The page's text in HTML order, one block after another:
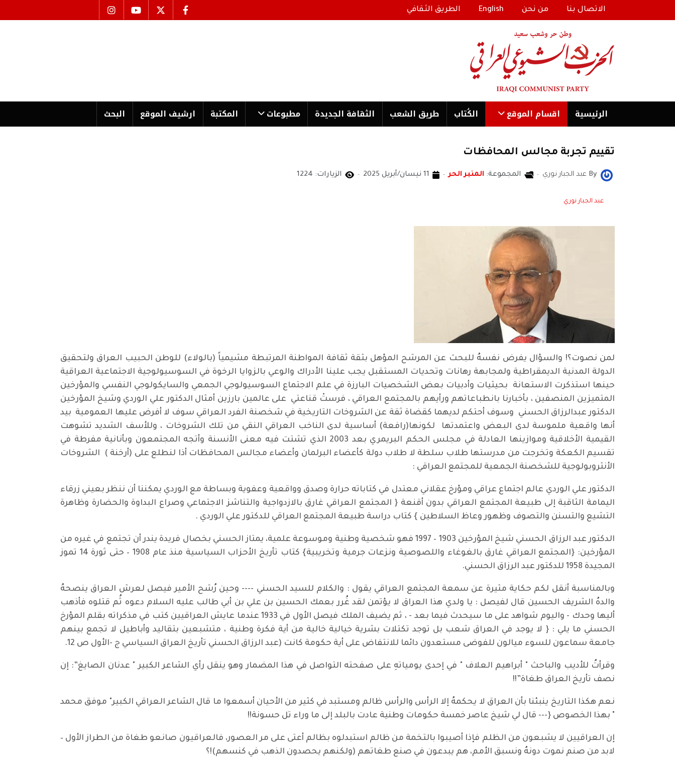
الاتصال بنا من نحن English الطريق الثقافي
الرئیسية اقسام الموقع الكُتاب طریق الشعب الثقافة الجدیدة مطبوعات المكتبة ارشیف الموقع البحث
تقييم تجربة مجالس المحافظات
By عبد الجبار نوري المجموعة: المنبر الحر 11 نيسان/أبريل 2025 الزيارات: 1224
عبد الجبار نوري
لمن نصوت؟! والسؤال يفرض نفسهُ للبحث عن المرشح المؤهل بثقة ثقافة المواطنة المرتبطة مشيمياً (بالولاء) للوطن الحبيب العراق ولتحقيق
الدولة المدنية الديمقراطية ولمجابهة رهانات وتحديات المستقبل يجب علينا الأدراك والوعي بالزوايا الرخوة في السوسيولوجية الاجتماعية العراقية
حينها استذكرت الاستعانة بحيثيات وأدبيات بعض الشخصيات البارزة في علم الاجتماع السوسيولوجي الجمعي والسايكولوجي النفسي والمؤرخين
المتميزين المنصفين ، بأخبارنا بانطباعاتهم ورأيهم بالمجتمع العراقي ، فرستْ قناعتي على عالمين بارزين أمثال الدكتور علي الوردي وشيخ المؤرخين
الدكتور عبدالرزاق الحسني وسوف أحتكم لديهما كقضاة ثقة عن الشروخات التاريخية في شخصنة الفرد العراقي سوف لا أفرض عليها العمومية بيد
أنها واقعية ملموسة لدى البعض واعتمدتها لكونها(رافعة) أساسية لدى الناخب العراقي النقي من تلك الشروخات ، وللأسف الشديد تشوهت
القيمية الأخلاقية وموازينها العادلة في مجلس الحكم البريمري بعد 2003 الذي تشتت فيه معنى الأنسنة وأتجه المجتمعون وبأنانية مفرطة في
تقسيم الكعكة وتخرجت من مدرستها طلاب سلطة لا طلاب دولة كأعضاء البرلمان وأعضاء مجالس المحافظات أذا لنطلع على (أرخنة ) الشروخات
الأنثروبولوجية للشخصنة الجمعية للمجتمع العراقي :
الدكتور علي الوردي عالم اجتماع عراقي ومؤرخ عقلاني معتدل في كتاباته حرارة وصدق وواقعية وعفوية وبساطة مع الوردي يمكننا أن ننظر بعيني زرقاء
اليمامة الثاقبة إلى طبيعة المجتمع العراقي بدون أقنعة { المجتمع العراقي غارق بالازدواجية والتناشز الاجتماعي وصراع البداوة والحضارة وظاهرة
التشيع والتسنن والتصوف وظهور وعاظ السلاطين } كتاب دراسة طبيعة المجتمع العراقي للدكتور علي الوردي .
الدكتور عبد الرزاق الحسني شيخ المؤرخين 1903 – 1997 فهو شخصية وطنية وموسوعة علمية، يمتاز الحسني بخصال فريدة يندر أن تجتمع في غيره من
المؤرخين: {المجتمع العراقي غارق بالغوغاء واللصوصية ونزعات جرمية وتخريبية} كتاب تأريخ الأحزاب السياسية منذ عام 1908 – حتى ثورة 14 تموز
المجيدة 1958 للدكتور عبد الرزاق الحسني.
وبالمناسبة أنقل لكم حكاية مثيرة عن سمعة المجتمع العراقي يقول : والكلام للسيد الحسني ---- وحين رُشح الأمير فيصل لعرش العراق ينصحهُ
والدهُ الشريف الحسين قال لفيصل : يا ولدي هذا العراق لا يؤتمن لقد غُرر بعمك الحسين بن علي بن أبي طالب عليه السلام دعوه ثُم قتلوه فأذهب
أليها وحدك - واليوم شواهد على ما سيحدث فيما بعد - ، ثم يضيف الملك فيصل الأول في 1933 عندما عايش العراقيين كتب في مذكراته بقلم المؤرخ
الحسني ما يلي : { لا يوجد في العراق شعب بل توجد تكتلات بشرية خيالية خالية من أية فكرة وطنية ، متشبعين بتقاليد وأباطيل لا تجمع بينهم
جامعة سماعون للسوء ميالون للفوضى مستعدون دائما للانتفاض على أية حكومة كانت (عبد الرزاق الحسني تأريخ العراق السياسي ج -الأول ص 12.
وقرأتُ للأديب والباحث " أبراهيم العلاف " في إحدى يومياتهِ على صفحته التواصل في هذا المضمار وهو ينقل رأي الشاعر الكبير " عدنان الصايغ”: إن
نصف تأريخ العراق طغاة”!!
نعم هكذا التاريخ ينبئنا بأن العراق لا يحكمهُ إلا الرأس والرأس ظالم ومستبد في كثير من الأحيان أسمعوا ما قال الشاعر العراقي الكبير" موفق محمد
" بهذا الخصوص {--- قال لي شيخ عاصر خمسة حكومات وطنية عادت بالبلد إلى ما وراء تل حسونة!!
إن العراقيين لا يشبعون من الظلم فإذا أصيبوا بالتخمة من ظالم استبدلوه بظالم أعتى على مر العصور، فالعراقيون صانعو طغاة من الطراز الأول –
لابد من صنم نموت دونهُ ونسبق الأمم، هم يبدعون في صنع طغاتهم (ولكنهم يحصدون الذهب في كنسهم)!؟